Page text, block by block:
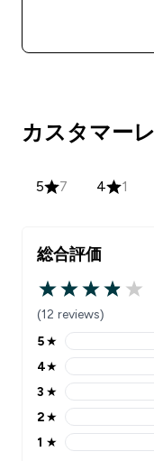
カスタマー
5 7 4 1
総合評価
3.92 out of 5
(12 reviews)
5 stars rating 7
5★
4 stars rating 1
4★
3 stars rating 2
3 ★
2 stars rating 0
2★
1 stars rating 2
1 ★